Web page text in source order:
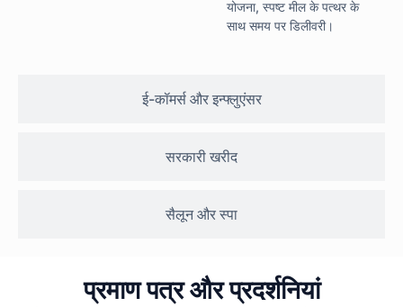
ई-कॉमर्स और इन्फ्लुएंसर
सरकारी खरीद
सैलून और स्पा
योजना, स्पष्ट मील के पत्थर के
साथ समय पर डिलीवरी।
प्रमाण पत्र और प्रदर्शनियां